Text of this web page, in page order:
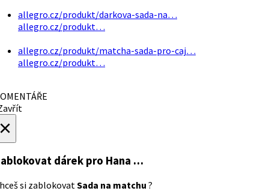
allegro.cz/produkt/darkova-sada-na…
allegro.cz/produkt…
allegro.cz/produkt/matcha-sada-pro-caj…
allegro.cz/produkt…
dárek pro Hana …
si zablokovatSada na matchu ?